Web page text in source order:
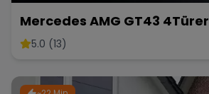
Mercedes AMG GT43 4Türer
5.0 (13)